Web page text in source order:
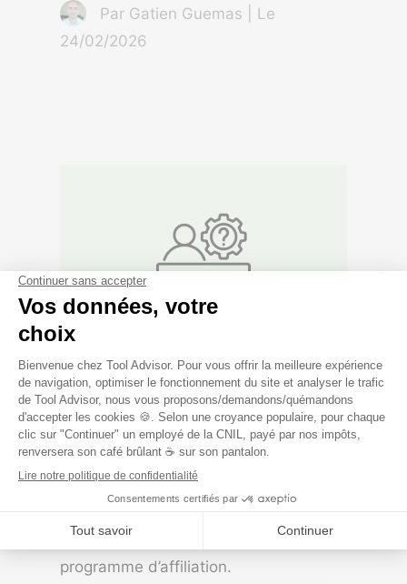
Par Gatien Guemas | Le
24/02/2026
Le guide complet de
l’affiliation B2B pour les
SaaS
5 ans d’apprentissages, d’astuces
vous aider à faire grandir votre
programme d’affiliation.